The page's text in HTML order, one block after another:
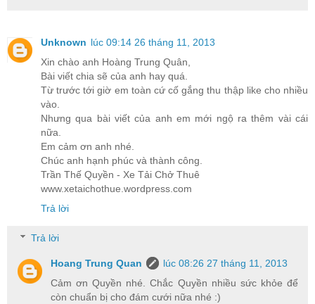
Unknown lúc 09:14 26 tháng 11, 2013
Xin chào anh Hoàng Trung Quân,
Bài viết chia sẽ của anh hay quá.
Từ trước tới giờ em toàn cứ cố gắng thu thập like cho nhiều
vào.
Nhưng qua bài viết của anh em mới ngộ ra thêm vài cái
nữa.
Em cảm ơn anh nhé.
Chúc anh hạnh phúc và thành công.
Trần Thế Quyền - Xe Tải Chở Thuê
www.xetaichothue.wordpress.com
Trả lời
Trả lời
Hoang Trung Quan
lúc 08:26 27 tháng 11, 2013
Cảm ơn Quyền nhé. Chắc Quyền nhiều sức khỏe để
còn chuẩn bị cho đám cưới nữa nhé :)